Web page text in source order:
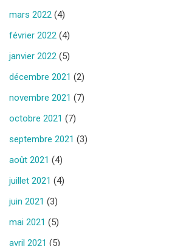
mars 2022 (4)
février 2022 (4)
janvier 2022 (5)
décembre 2021 (2)
novembre 2021 (7)
octobre 2021 (7)
septembre 2021 (3)
août 2021 (4)
juillet 2021 (4)
juin 2021 (3)
mai 2021 (5)
avril 2021 (5)